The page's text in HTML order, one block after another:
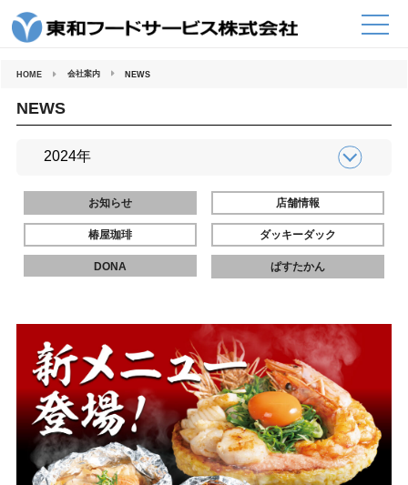
HOME 会社案内 NEWS
NEWS
お知らせ 店舗情報
椿屋珈琲 ダッキーダック
DONA ぱすたかん